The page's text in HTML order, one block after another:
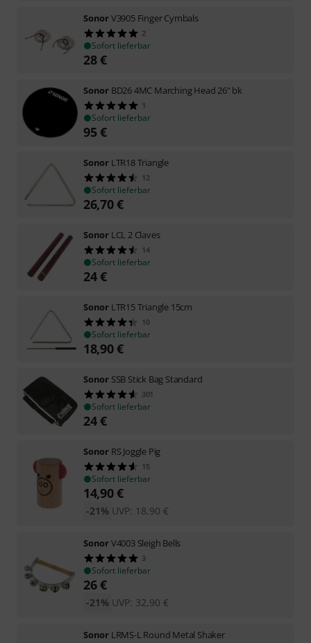
SonorV3905 Finger Cymbals
2
Sofort lieferbar
28€
Sonor BD26 4MC Marching Head 26" bk
1
Sofort lieferbar
95€
Sonor LTR18 Triangle
12
Sofort lieferbar
26,70€
Sonor LCL 2 Claves
14
Sofort lieferbar
24€
Sonor LTR15 Triangle 15cm
10
Sofort lieferbar
18,90€
Sonor SSB Stick Bag Standard
301
Sofort lieferbar
24€
Sonor RS Joggle Pig
15
Sofort lieferbar
14,90€
UVP: 18,90 €
-21%
SonorV4003 Sleigh Bells
3
Sofort lieferbar
26€
UVP: 32,90 €
-21%
Sonor LRMS-L Round Metal Shaker